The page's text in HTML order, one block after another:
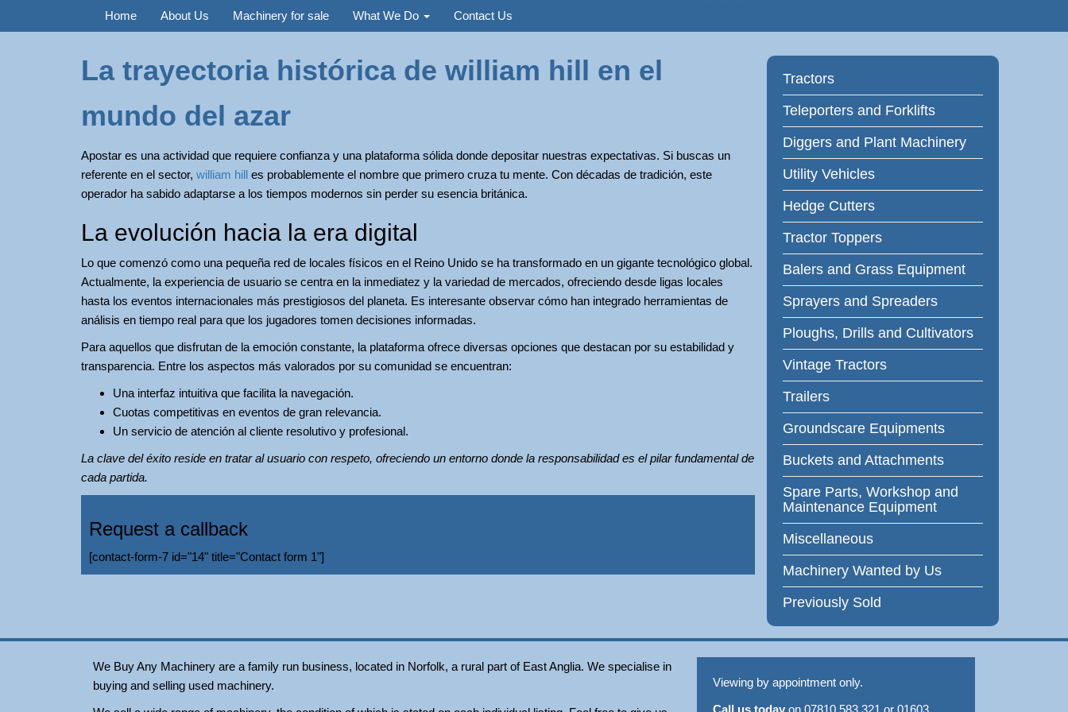
Home About Us Machinery for sale What We Do Contact Us
La trayectoria histórica de william hill en el
mundo del azar
Apostar es una actividad que requiere confianza y una plataforma sólida donde depositar nuestras expectativas. Si buscas un
referente en el sector, william hill es probablemente el nombre que primero cruza tu mente. Con décadas de tradición, este
operador ha sabido adaptarse a los tiempos modernos sin perder su esencia británica.
La evolución hacia la era digital
Lo que comenzó como una pequeña red de locales físicos en el Reino Unido se ha transformado en un gigante tecnológico global.
Actualmente, la experiencia de usuario se centra en la inmediatez y la variedad de mercados, ofreciendo desde ligas locales
hasta los eventos internacionales más prestigiosos del planeta. Es interesante observar cómo han integrado herramientas de
análisis en tiempo real para que los jugadores tomen decisiones informadas.
Para aquellos que disfrutan de la emoción constante, la plataforma ofrece diversas opciones que destacan por su estabilidad y
transparencia. Entre los aspectos más valorados por su comunidad se encuentran:
Una interfaz intuitiva que facilita la navegación.
Cuotas competitivas en eventos de gran relevancia.
Un servicio de atención al cliente resolutivo y profesional.
La clave del éxito reside en tratar al usuario con respeto, ofreciendo un entorno donde la responsabilidad es el pilar fundamental de
cada partida.
Request a callback
[contact-form-7 id="14" title="Contact form 1"]
Tractors
Teleporters and Forklifts
Diggers and Plant Machinery
Utility Vehicles
Hedge Cutters
Tractor Toppers
Balers and Grass Equipment
Sprayers and Spreaders
Ploughs, Drills and Cultivators
Vintage Tractors
Trailers
Groundscare Equipments
Buckets and Attachments
Spare Parts, Workshop and
Maintenance Equipment
Miscellaneous
Machinery Wanted by Us
Previously Sold
We Buy Any Machinery are a family run business, located in Norfolk, a rural part of East Anglia. We specialise in
buying and selling used machinery.
Viewing by appointment only.
Call us today on 07810 583 321 or 01603